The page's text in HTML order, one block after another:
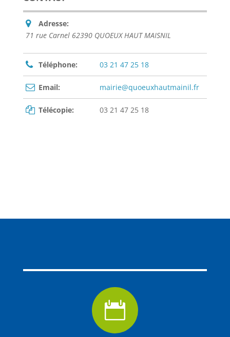
Adresse:
71 rue Carnel 62390 QUOEUX HAUT MAISNIL
Téléphone: 03 21 47 25 18
Email: mairie@quoeuxhautmainil.fr
Télécopie: 03 21 47 25 18
